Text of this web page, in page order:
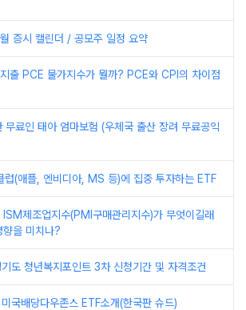
증시 캘린더 / 공모주 일정 요약
출 PCE 물가지수가 뭘까? PCE와 CPI의 차이점
무료인 태아 엄마보험 (우체국 출산 장려 무료공익
럽(애플, 엔비디아, MS 등)에 집중 투자하는 ETF
ISM제조업지수(PMI구매관리지수)가 무엇이길래
향을 미치나?
도 청년복지포인트 3차 신청기간 및 자격조건
국배당다우존스 ETF소개(한국판 슈드)